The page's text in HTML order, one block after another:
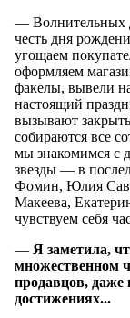
— Волнительных
честь дня
угощаем
оформляем
факелы, вывели
настоящий
вызывают
собираются все
мы знакомимся с
звезды — в
Фомин, Юлия
Макеева,
чувствуем себя
— Я заметила,
множественном
продавцов, даже
достижениях...